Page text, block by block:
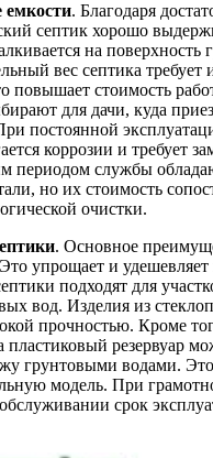
емкости. Благодаря
септик хорошо
на поверхность
вес септика требует
повышает стоимость
для дачи, куда
постоянной
коррозии и требует
периодом службы
но их стоимость
очистки.
. Основное
упрощает и удешевляет
подходят для
вод. Изделия из
прочностью. Кроме
пластиковый резервуар
грунтовыми водами.
модель. При
срок